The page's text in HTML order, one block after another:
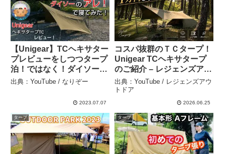
【Unigear】TCヘキサター
プレビューをしつつタープ
泊！ではなく！ダイソーの
『アレ』で一晩寝てみた
出典：YouTube / なりぞー
2023.07.07
コスパ抜群のＴＣタープ！
Unigear TCヘキサタープ
のご紹介 – レジェンズアウ
トドア
出典：YouTube / レジェンズアウ
トドア
2026.06.25
タープ タープ